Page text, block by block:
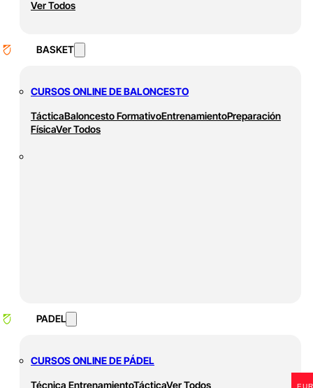
Ver Todos
BASKET
CURSOS ONLINE DE BALONCESTO
TácticaBaloncesto FormativoEntrenamientoPreparación
FísicaVer Todos
PADEL
CURSOS ONLINE DE PÁDEL
Técnica EntrenamientoTácticaVer Todos EUR